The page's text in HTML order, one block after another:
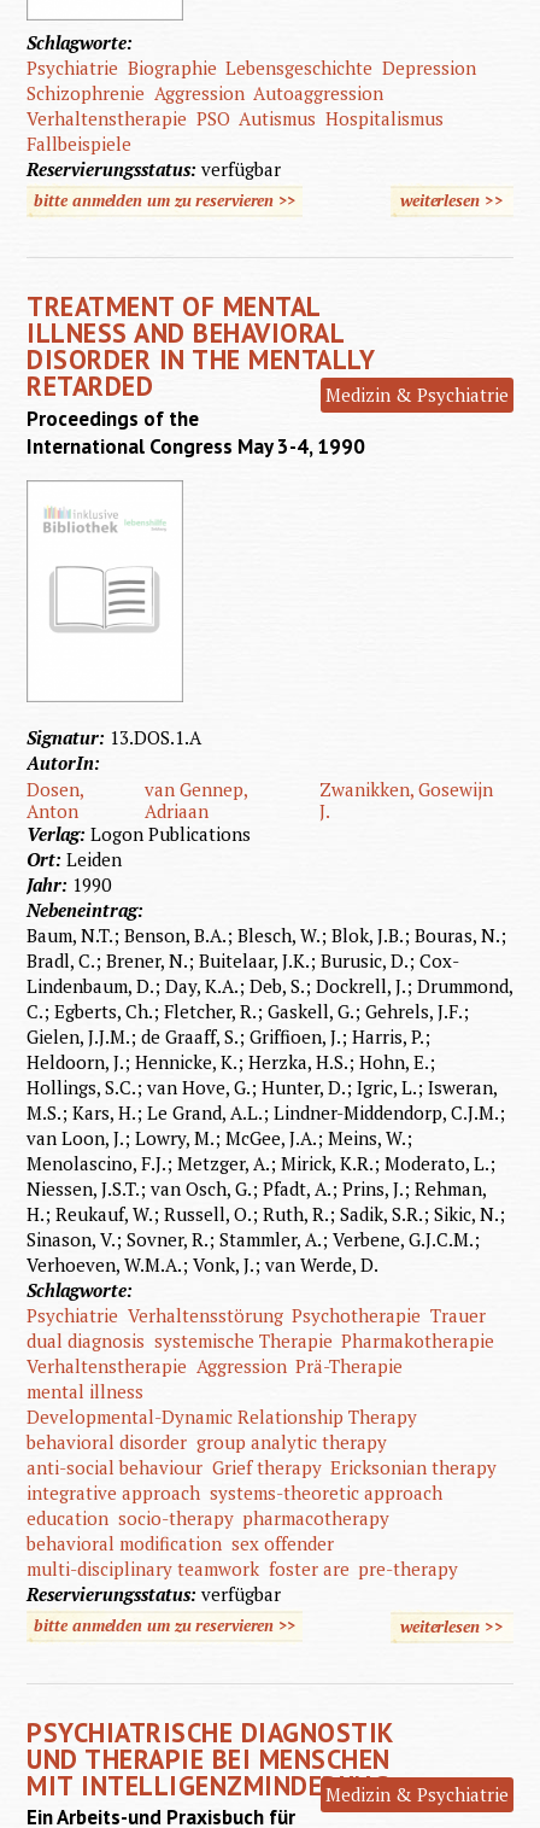
Schlagworte:
Psychiatrie Biographie Lebensgeschichte Depression
Schizophrenie Aggression Autoaggression
Verhaltenstherapie PSO Autismus Hospitalismus
Fallbeispiele
Reservierungsstatus:verfügbar
bitte anmelden um zu reservieren >> weiterlesen über
>>
TREATMENT OF MENTAL
ILLNESS AND BEHAVIORAL
DISORDER IN THE MENTALLY
RETARDED Medizin & Psychiatrie
Proceedings of the
International Congress May 3-4, 1990
Signatur: 13.DOS.1.A
AutorIn:
Dosen,
Anton
van Gennep,
Adriaan
Zwanikken, Gosewijn
J.
Verlag:Logon Publications
Ort:Leiden
Jahr: 1990
Nebeneintrag:
Baum, N.T.; Benson, B.A.; Blesch, W.; Blok, J.B.; Bouras, N.;
Bradl, C.; Brener, N.; Buitelaar, J.K.; Burusic, D.; Cox-
Lindenbaum, D.; Day, K.A.; Deb, S.; Dockrell, J.; Drummond,
C.; Egberts, Ch.; Fletcher, R.; Gaskell, G.; Gehrels, J.F.;
Gielen, J.J.M.; de Graaff, S.; Griffioen, J.; Harris, P.;
Heldoorn, J.; Hennicke, K.; Herzka, H.S.; Hohn, E.;
Hollings, S.C.; van Hove, G.; Hunter, D.; Igric, L.; Isweran,
M.S.; Kars, H.; Le Grand, A.L.; Lindner-Middendorp, C.J.M.;
van Loon, J.; Lowry, M.; McGee, J.A.; Meins, W.;
Menolascino, F.J.; Metzger, A.; Mirick, K.R.; Moderato, L.;
Niessen, J.S.T.; van Osch, G.; Pfadt, A.; Prins, J.; Rehman,
H.; Reukauf, W.; Russell, O.; Ruth, R.; Sadik, S.R.; Sikic, N.;
Sinason, V.; Sovner, R.; Stammler, A.; Verbene, G.J.C.M.;
Verhoeven, W.M.A.; Vonk, J.; van Werde, D.
Schlagworte:
Psychiatrie Verhaltensstörung Psychotherapie Trauer
dual diagnosis systemische Therapie Pharmakotherapie
Verhaltenstherapie Aggression Prä-Therapie
mental illness
Developmental-Dynamic Relationship Therapy
behavioral disorder group analytic therapy
anti-social behaviour Grief therapy Ericksonian therapy
integrative approach systems-theoretic approach
education socio-therapy pharmacotherapy
behavioral modification sex offender
multi-disciplinary teamwork foster are pre-therapy
Reservierungsstatus:verfügbar
bitte anmelden um zu reservieren >> weiterlesen>>
PSYCHIATRISCHE DIAGNOSTIK
UND THERAPIE BEI MENSCHEN
MIT INTELLIGENZMINDERUNGMedizin & Psychiatrie
Ein Arbeits-und Praxisbuch für